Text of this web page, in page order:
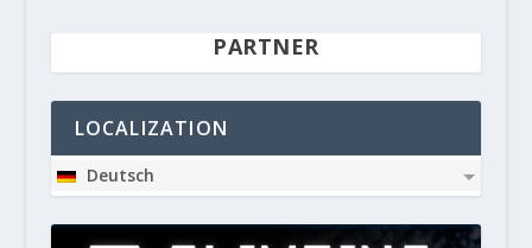
PARTNER
LOCALIZATION
Deutsch